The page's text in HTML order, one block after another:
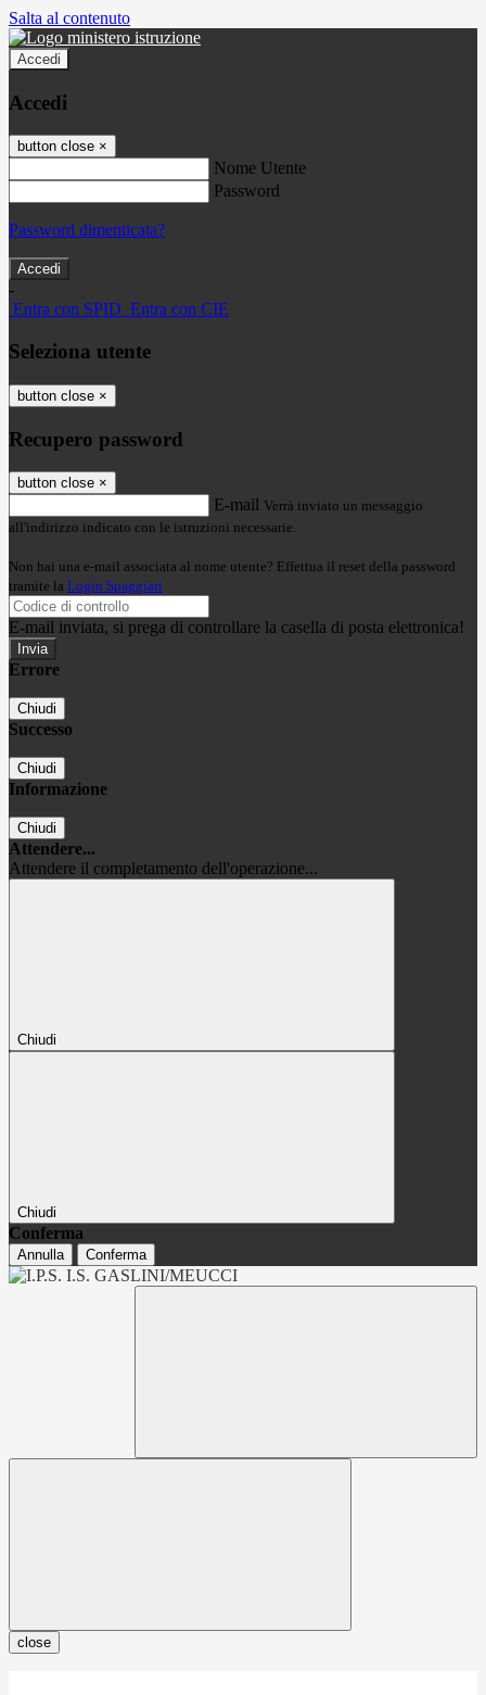
Salta al contenuto
Accedi
Accedi
button close ×
Nome Utente
Password
Password dimenticata?
-
Entra con SPID Entra con CIE
Seleziona utente
button close ×
Recupero password
button close ×
E-mail Verrà inviato un messaggio
all'indirizzo indicato con le istruzioni necessarie.
Non hai una e-mail associata al nome utente? Effettua il reset della password
tramite la Login Spaggiari
E-mail inviata, si prega di controllare la casella di posta elettronica!
Errore
Chiudi
Successo
Chiudi
Informazione
Chiudi
Attendere...
Attendere il completamento dell'operazione...
Chiudi
Chiudi
Conferma
Annulla Conferma
close